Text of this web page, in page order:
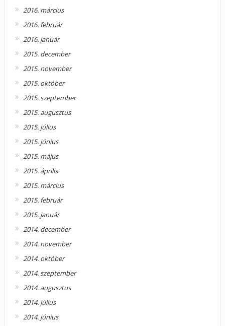
2016. március
2016. február
2016. január
2015. december
2015. november
2015. október
2015. szeptember
2015. augusztus
2015. július
2015. június
2015. május
2015. április
2015. március
2015. február
2015. január
2014. december
2014. november
2014. október
2014. szeptember
2014. augusztus
2014. július
2014. június